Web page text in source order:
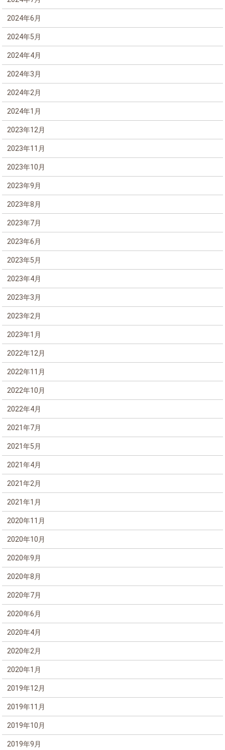
2024年6月
2024年5月
2024年4月
2024年3月
2024年2月
2024年1月
2023年12月
2023年11月
2023年10月
2023年9月
2023年8月
2023年7月
2023年6月
2023年5月
2023年4月
2023年3月
2023年2月
2023年1月
2022年12月
2022年11月
2022年10月
2022年4月
2021年7月
2021年5月
2021年4月
2021年2月
2021年1月
2020年11月
2020年10月
2020年9月
2020年8月
2020年7月
2020年6月
2020年4月
2020年2月
2020年1月
2019年12月
2019年11月
2019年10月
2019年9月